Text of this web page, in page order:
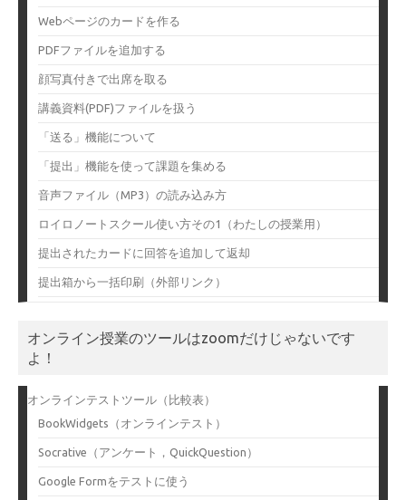
Webページのカードを作る
PDFファイルを追加する
顔写真付きで出席を取る
講義資料(PDF)ファイルを扱う
「送る」機能について
「提出」機能を使って課題を集める
音声ファイル（MP3）の読み込み方
ロイロノートスクール使い方その1（わたしの授業用）
提出されたカードに回答を追加して返却
提出箱から一括印刷（外部リンク）
オンライン授業のツールはzoomだけじゃないです
よ！
オンラインテストツール（比較表）
BookWidgets（オンラインテスト）
Socrative（アンケート，QuickQuestion）
Google Formをテストに使う